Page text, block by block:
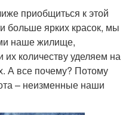
приобщиться к этой
больше ярких красок, мы
наше жилище,
количеству уделяем на
А все почему? Потому
– неизменные наши